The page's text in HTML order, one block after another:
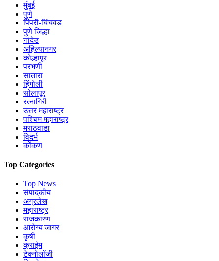
मुंबई
पुणे
पिंपरी-चिंचवड
पुणे जिल्हा
नांदेड
अहिल्यानगर
कोल्हापूर
परभणी
सातारा
हिंगोली
सोलापूर
रत्नागिरी
उत्तर महाराष्ट्र
पश्चिम महाराष्ट्र
मराठवाडा
विदर्भ
कोंकण
Top Categories
Top News
संपादकीय
अग्रलेख
महाराष्ट्र
राजकारण
आरोग्य जागर
कृषी
क्राईम
टेक्नोलॉजी